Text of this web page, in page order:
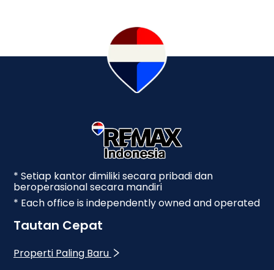
* Setiap kantor dimiliki secara pribadi dan
beroperasional secara mandiri
* Each office is independently owned and operated
Tautan Cepat
Properti Paling Baru